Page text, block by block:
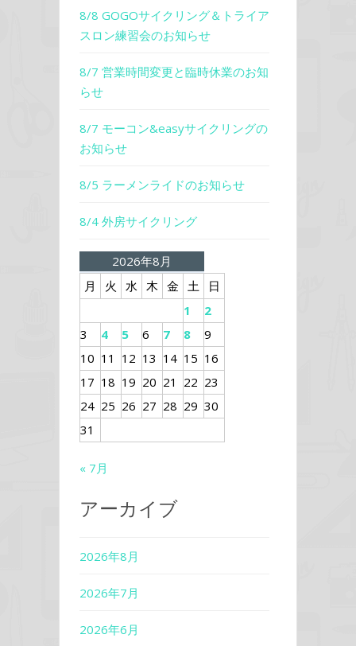
8/8 GOGOサイクリング＆トライア
スロン練習会のお知らせ
8/7 営業時間変更と臨時休業のお知
らせ
8/7 モーコン&easyサイクリングの
お知らせ
8/5 ラーメンライドのお知らせ
8/4 外房サイクリング
2026年8月
月
火 水 木 金 土
日
1
2
3
4 5 6 7 8
9
10 11 12 13 14 15 16
17 18 19 20 21 22 23
24 25 26 27 28 29 30
31
« 7月
アーカイブ
2026年8月
2026年7月
2026年6月